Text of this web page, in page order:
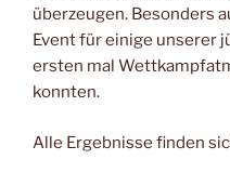
überzeugen. Besonders
Event für einige unserer
ersten mal
konnten.
Alle Ergebnisse finden